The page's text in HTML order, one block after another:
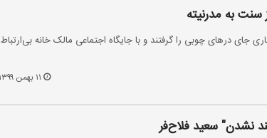
سنت به مدرنیته
جای درهای چوبی را گرفتند و با جایگاه اجتماعی مالک خانه بی‌ارتباط
نشدن" سعید فلاح‌فر